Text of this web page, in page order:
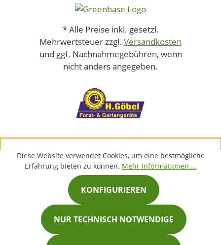
* Alle Preise inkl. gesetzl.
Mehrwertsteuer zzgl. Versandkosten
und ggf. Nachnahmegebühren, wenn
nicht anders angegeben.
Diese Website verwendet Cookies, um eine bestmögliche
Erfahrung bieten zu können. Mehr Informationen ...
NUR TECHNISCH NOTWENDIGE
KONFIGURIEREN